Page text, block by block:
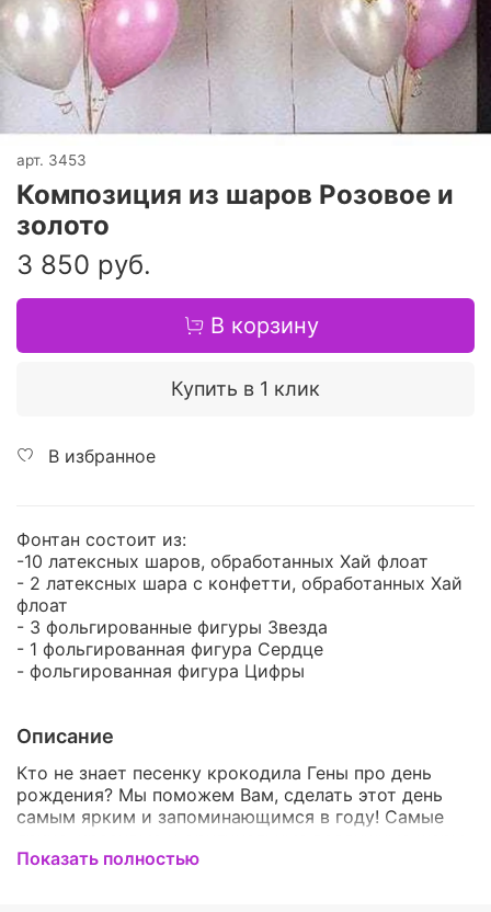
арт. 3453
Композиция из шаров Розовое и
золото
3 850 руб.
В корзину
Купить в 1 клик
В избранное
Фонтан состоит из:
-10 латексных шаров, обработанных Хай флоат
- 2 латексных шара с конфетти, обработанных Хай
флоат
- 3 фольгированные фигуры Звезда
- 1 фольгированная фигура Сердце
- фольгированная фигура Цифры
Описание
Кто не знает песенку крокодила Гены про день
рождения? Мы поможем Вам, сделать этот день
самым ярким и запоминающимся в году! Самые
для незабываемого праздника! Вы можете
Показать полностью